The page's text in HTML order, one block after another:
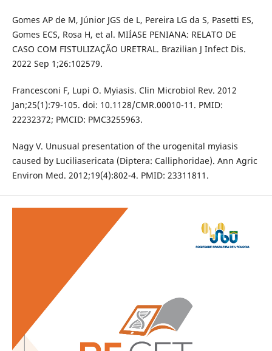
Gomes AP de M, Júnior JGS de L, Pereira LG da S, Pasetti ES,
Gomes ECS, Rosa H, et al. MIÍASE PENIANA: RELATO DE
CASO COM FISTULIZAÇÃO URETRAL. Brazilian J Infect Dis.
2022 Sep 1;26:102579.
Francesconi F, Lupi O. Myiasis. Clin Microbiol Rev. 2012
Jan;25(1):79-105. doi: 10.1128/CMR.00010-11. PMID:
22232372; PMCID: PMC3255963.
Nagy V. Unusual presentation of the urogenital myiasis
caused by Luciliasericata (Diptera: Calliphoridae). Ann Agric
Environ Med. 2012;19(4):802-4. PMID: 23311811.